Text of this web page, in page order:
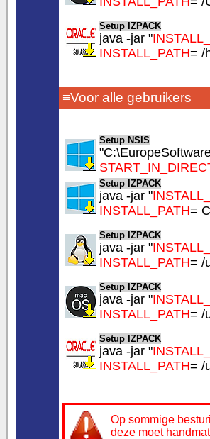
Setup IZPACK
java -jar "
INSTALL_PATH= /
≡Voor alle gebruikers
Setup NSIS
Setup IZPACK
java -jar "
INSTALL_PATH=
Setup IZPACK
java -jar "
INSTALL_PATH= /
Setup IZPACK
java -jar "
INSTALL_PATH= /
Setup IZPACK
java -jar "
INSTALL_PATH= /
Op sommige
deze moet